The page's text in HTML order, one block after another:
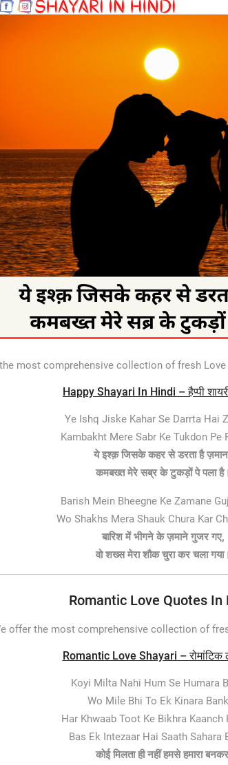
most comprehensive collection of fresh
Happy Shayari In Hindi – हैप्पी
Ye Ishq Jiske Kahar Se Darrta Hai
Kambakht Mere Sabr Ke Tukdon Pe
ये इश्क़ जिसके कहर से डरता है
कमबख्त मेरे सब्र के टुकड़ों पे पला है।
Barish Mein Bheegne Ke Zamane
Wo Shakhs Mera Shauk Chura Kar
बारिश में भीगने के ज़माने गुजर गए,
वो शख्स मेरा शौक चुरा कर चला गया।
Romantic Love Quotes In
offer the most comprehensive collection of
Romantic Love Shayari – रोमांटिक
Koyi Milta Nahi Hum Se Humara
Wo Mile Bhi To Ek Kinara
Har Khwaab Toot Ke Bikhra Kaanch
Bas Ek Intezaar Hai Saath Sahara
कोई मिलता ही नहीं हमसे हमारा